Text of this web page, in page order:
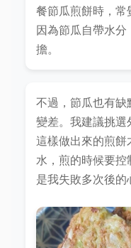
餐節瓜煎餅時，常
因為節瓜自帶水分
擔。
不過，節瓜也有缺
變差。我建議挑選
這樣做出來的煎餅
水，煎的時候要控
是我失敗多次後的